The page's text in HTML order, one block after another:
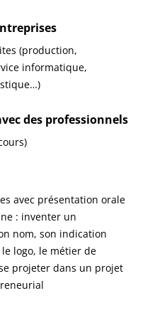
(production,
informatique,
des professionnels
avec présentation orale
: inventer un
nom, son indication
logo, le métier de
projeter dans un projet